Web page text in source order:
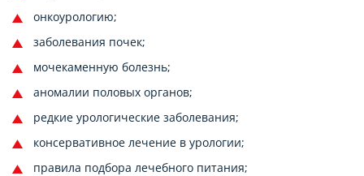
онкоурологию;
заболевания почек;
мочекаменную болезнь;
аномалии половых органов;
редкие урологические заболевания;
консервативное лечение в урологии;
правила подбора лечебного питания;